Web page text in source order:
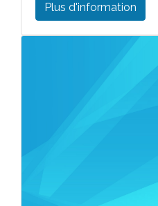
Plus d'information